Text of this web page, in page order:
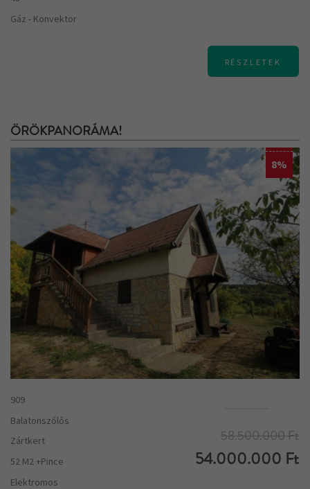
Gáz - Konvektor
RÉSZLETEK
ÖRÖKPANORÁMA!
8%
909
Balatonszőlős
Zártkert
52 M2 +pince
Elektromos
58.500.000 Ft
54.000.000 Ft